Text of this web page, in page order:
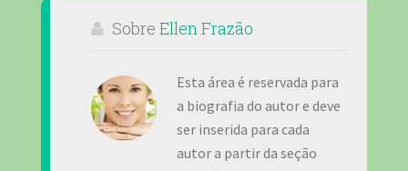
Sobre Ellen Frazão
Esta área é reservada para
a biografia do autor e deve
ser inserida para cada
autor a partir da seção